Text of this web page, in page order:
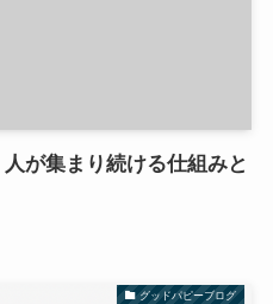
が集まり続ける仕組みと
グッドパピーブログ